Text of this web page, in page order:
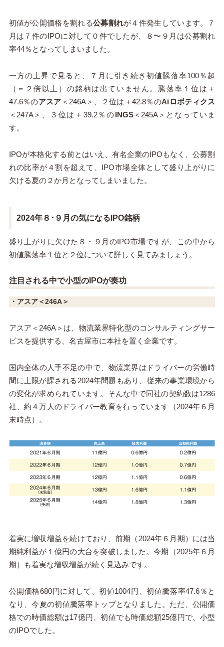
初値が公開価格を割れる公募割れが４件発生しています。７
月は７件のIPOに対して０件でしたが、８〜９月は公募割れ
率44％となってしまいました。
一方の上昇で見ると、７月に引き続き初値騰落率100％超
（＝２倍以上）の銘柄は出ていません。騰落率１位は＋
47.6％のアスア ＜246A＞、２位は＋42.8％のAiロボティクス
＜247A＞、３位は＋39.2％のINGS＜245A＞となっていま
す。
IPOが本格化する前とはいえ、有名企業のIPOもなく、公募割
れの比率が４割を超えて、IPO市場全体として盛り上がりに
欠ける夏の２か月となってしまいました。
2024年８･９月の気になるIPO銘柄
盛り上がりに欠けた８・９月のIPO市場ですが、この中から
初値騰落率１位と２位について詳しく見てみましょう。
注目される中で小型のIPOが奏功
・アスア＜246A＞
アスア＜246A＞は、物流業界特化型のコンサルティングサー
ビスを提供する、名古屋市に本社を置く企業です。
国内全体の人手不足の中で、物流業界はドライバーの労働時
間に上限が課される2024年問題もあり、従来の事業環境から
の変化が求められています。そんな中で同社の契約数は1286
社、約４万人のドライバー教育を行っています（2024年６月
末時点）。
着実に増収増益を続けており、前期（2024年６月期）には当
期純利益が１億円の大台を突破しました。今期（2025年６月
期）も着実な増収増益が続く見込みです。
公開価格680円に対して、初値1004円、初値騰落率47.6％と
なり、今夏の初値騰落率トップとなりました。ただ、公開価
格での時価総額は17億円、初値でも時価総額25億円で、小型
のIPOでした。